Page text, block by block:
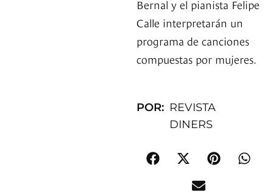
Bernal y el pianista Felipe
Calle interpretarán un
programa de canciones
compuestas por mujeres.
POR: REVISTA
DINERS